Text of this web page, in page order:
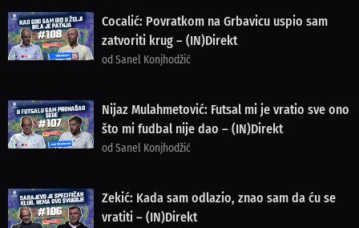
Cocalić: Povratkom na Grbavicu uspio sam
zatvoriti krug – (IN)Direkt
od Sanel Konjhodžić
Nijaz Mulahmetović: Futsal mi je vratio sve ono
što mi fudbal nije dao – (IN)Direkt
od Sanel Konjhodžić
Zekić: Kada sam odlazio, znao sam da ću se
vratiti – (IN)Direkt